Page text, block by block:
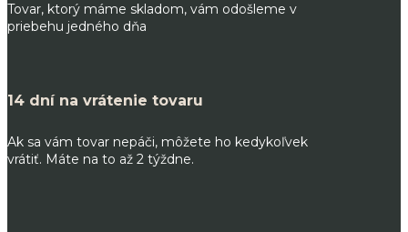
Tovar, ktorý máme skladom, vám odošleme v
priebehu jedného dňa
14 dní na vrátenie tovaru
Ak sa vám tovar nepáči, môžete ho kedykoľvek
vrátiť. Máte na to až 2 týždne.